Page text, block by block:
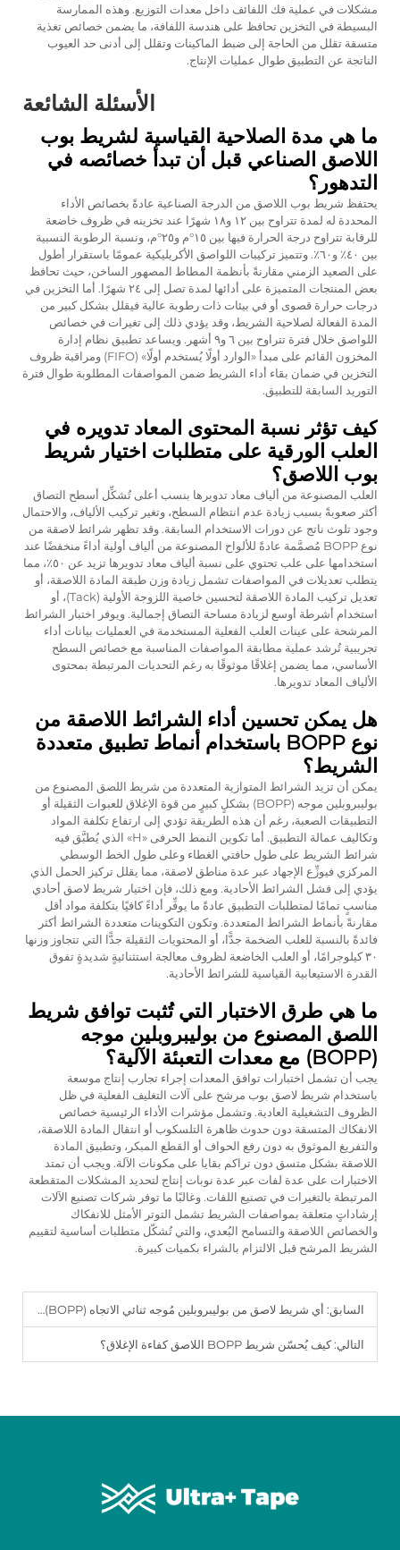
مشكلات في عملية فك اللفائف داخل معدات التوزيع. وهذه الممارسة
البسيطة في التخزين تحافظ على هندسة اللفافة، ما يضمن خصائص تغذية
متسقة تقلل من الحاجة إلى ضبط الماكينات وتقلل إلى أدنى حد العيوب
الناتجة عن التطبيق طوال عمليات الإنتاج.
الأسئلة الشائعة
ما هي مدة الصلاحية القياسية لشريط بوب
اللاصق الصناعي قبل أن تبدأ خصائصه في
التدهور؟
يحتفظ شريط بوب اللاصق من الدرجة الصناعية عادةً بخصائص الأداء
المحددة له لمدة تتراوح بين ١٢ و١٨ شهرًا عند تخزينه في ظروف خاضعة
للرقابة تتراوح درجة الحرارة فيها بين ١٥°م و٢٥°م، ونسبة الرطوبة النسبية
بين ٤٠٪ و٦٠٪. وتتميز تركيبات اللواصق الأكريليكية عمومًا باستقرار أطول
على الصعيد الزمني مقارنةً بأنظمة المطاط المصهور الساخن، حيث تحافظ
بعض المنتجات المتميزة على أدائها لمدة تصل إلى ٢٤ شهرًا. أما التخزين في
درجات حرارة قصوى أو في بيئات ذات رطوبة عالية فيقلل بشكل كبير من
المدة الفعالة لصلاحية الشريط، وقد يؤدي ذلك إلى تغيرات في خصائص
اللواصق خلال فترة تتراوح بين ٦ و٩ أشهر. ويساعد تطبيق نظام إدارة
المخزون القائم على مبدأ «الوارد أولًا يُستخدم أولًا» (FIFO) ومراقبة ظروف
التخزين في ضمان بقاء أداء الشريط ضمن المواصفات المطلوبة طوال فترة
التوريد السابقة للتطبيق.
كيف تؤثر نسبة المحتوى المعاد تدويره في
العلب الورقية على متطلبات اختيار شريط
بوب اللاصق؟
العلب المصنوعة من ألياف معاد تدويرها بنسب أعلى تُشكِّل أسطح التصاق
أكثر صعوبةً بسبب زيادة عدم انتظام السطح، وتغير تركيب الألياف، والاحتمال
وجود تلوث ناتج عن دورات الاستخدام السابقة. وقد تظهر شرائط لاصقة من
نوع BOPP مُصمَّمة عادةً للألواح المصنوعة من ألياف أولية أداءً منخفضًا عند
استخدامها على علب تحتوي على نسبة ألياف معاد تدويرها تزيد عن ٥٠٪، مما
يتطلب تعديلات في المواصفات تشمل زيادة وزن طبقة المادة اللاصقة، أو
تعديل تركيب المادة اللاصقة لتحسين خاصية اللزوجة الأولية (Tack)، أو
استخدام أشرطة أوسع لزيادة مساحة التصاق إجمالية. ويوفر اختبار الشرائط
المرشحة على عينات العلب الفعلية المستخدمة في العمليات بيانات أداء
تجريبية تُرشد عملية مطابقة المواصفات المناسبة مع خصائص السطح
الأساسي، مما يضمن إغلاقًا موثوقًا به رغم التحديات المرتبطة بمحتوى
الألياف المعاد تدويرها.
هل يمكن تحسين أداء الشرائط اللاصقة من
نوع BOPP باستخدام أنماط تطبيق متعددة
الشريط؟
يمكن أن تزيد الشرائط المتوازية المتعددة من شريط اللصق المصنوع من
بوليبروبلين موجه (BOPP) بشكلٍ كبيرٍ من قوة الإغلاق للعبوات الثقيلة أو
التطبيقات الصعبة، رغم أن هذه الطريقة تؤدي إلى ارتفاع تكلفة المواد
وتكاليف عمالة التطبيق. أما تكوين النمط الحرفى «H» الذي يُطبَّق فيه
شرائط الشريط على طول حافتي الغطاء وعلى طول الخط الوسطي
المركزي فيوزِّع الإجهاد عبر عدة مناطق لاصقة، مما يقلل تركيز الحمل الذي
يؤدي إلى فشل الشرائط الأحادية. ومع ذلك، فإن اختيار شريط لاصق أحادي
مناسبٍ تمامًا لمتطلبات التطبيق عادةً ما يوفِّر أداءً كافيًا بتكلفة مواد أقل
مقارنةً بأنماط الشرائط المتعددة. وتكون التكوينات متعددة الشرائط أكثر
فائدةً بالنسبة للعلب الضخمة جدًّا، أو المحتويات الثقيلة جدًّا التي تتجاوز وزنها
٣٠ كيلوجرامًا، أو العلب الخاضعة لظروف معالجة استثنائيةٍ شديدةٍ تفوق
القدرة الاستيعابية القياسية للشرائط الأحادية.
ما هي طرق الاختبار التي تُثبت توافق شريط
اللصق المصنوع من بوليبروبلين موجه
(BOPP) مع معدات التعبئة الآلية؟
يجب أن تشمل اختبارات توافق المعدات إجراء تجارب إنتاج موسعة
باستخدام شريط لاصق بوب مرشح على آلات التغليف الفعلية في ظل
الظروف التشغيلية العادية. وتشمل مؤشرات الأداء الرئيسية خصائص
الانفكاك المتسقة دون حدوث ظاهرة التلسكوب أو انتقال المادة اللاصقة،
والتفريغ الموثوق به دون رفع الحواف أو القطع المبكر، وتطبيق المادة
اللاصقة بشكل متسق دون تراكم بقايا على مكونات الآلة. ويجب أن تمتد
الاختبارات على عدة لفات عبر عدة نوبات إنتاج لتحديد المشكلات المتقطعة
المرتبطة بالتغيرات في تصنيع اللفات. وغالبًا ما توفر شركات تصنيع الآلات
إرشاداتٍ متعلقة بمواصفات الشريط تشمل التوتر الأمثل للانفكاك
والخصائص اللاصقة والتسامح البُعدي، والتي تُشكّل متطلبات أساسية لتقييم
الشريط المرشح قبل الالتزام بالشراء بكميات كبيرة.
السابق: أي شريط لاصق من بوليبروبلين مُوجه ثنائي الاتجاه (BOPP) مناسب لخطوط التعبئة ذات الحجم العالي؟
التالي:كيف يُحسّن شريط BOPP اللاصق كفاءة الإغلاق؟